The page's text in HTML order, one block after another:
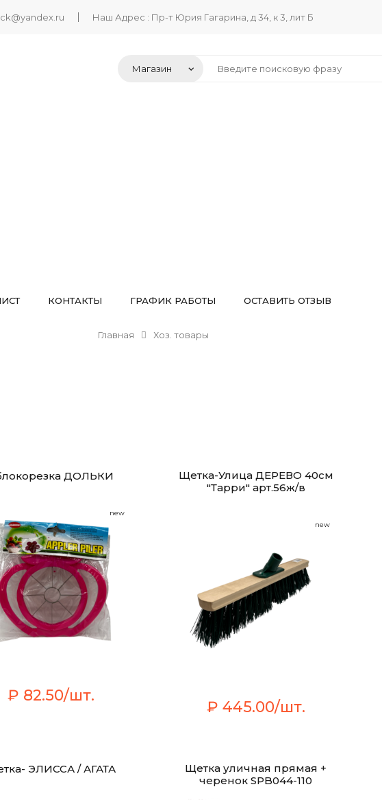
Наш Адрес : Пр-т Юрия Гагарина, д 34, к 3, лит Б
КОНТАКТЫ ГРАФИК РАБОТЫ ОСТАВИТЬ ОТЗЫВ
Главная Хоз. товары
ДОЛЬКИ
new
₽ 82.50/шт.
Щетка-Улица ДЕРЕВО 40см
"Тарри" арт.56ж/в
new
₽ 445.00/шт.
ЭЛИССА / АГАТА
Щетка уличная прямая +
черенок SPB044-110